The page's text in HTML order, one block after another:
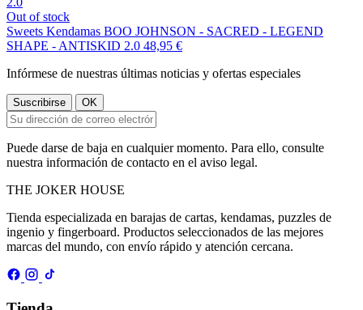
Out of stock
Sweets Kendamas BOO JOHNSON - SACRED - LEGEND
SHAPE - ANTISKID 2.0 48,95 €
Infórmese de nuestras últimas noticias y ofertas especiales
Puede darse de baja en cualquier momento. Para ello, consulte
nuestra información de contacto en el aviso legal.
THE JOKER HOUSE
Tienda especializada en barajas de cartas, kendamas, puzzles de
ingenio y fingerboard. Productos seleccionados de las mejores
marcas del mundo, con envío rápido y atención cercana.